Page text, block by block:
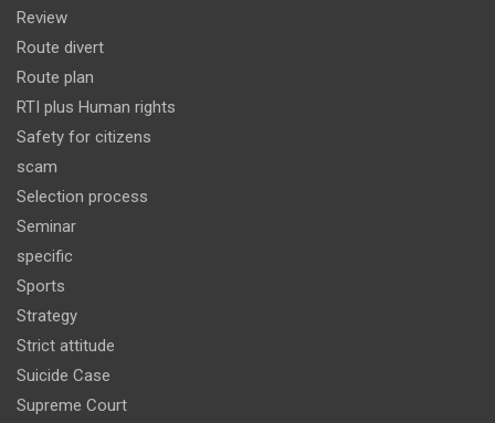
Review
Route divert
Route plan
RTI plus Human rights
Safety for citizens
scam
Selection process
Seminar
specific
Sports
Strategy
Strict attitude
Suicide Case
Supreme Court